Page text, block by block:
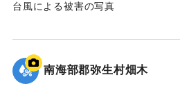
台風による被害の写真
｜固有コード:00635010
南海部郡弥生村畑木